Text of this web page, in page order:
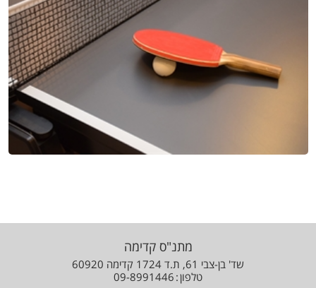
מתנ"ס קדימה
שד' בן-צבי 61, ת.ד 1724 קדימה 60920
טלפון 09-8991446